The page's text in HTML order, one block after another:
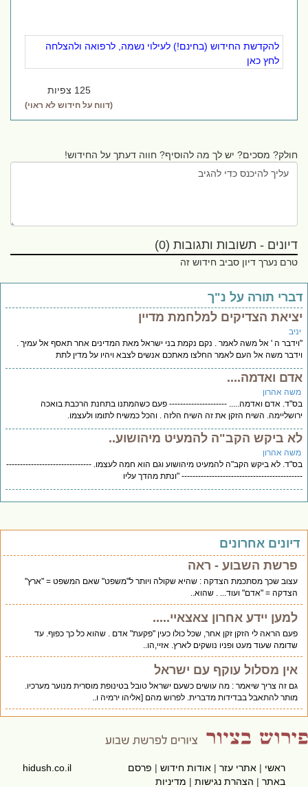
להקדשת החידוש (בחינם!) לעילוי נשמה, לרפואה ולהצלחה
לחץ כאן
125 צפיות
(דווח על חידוש לא ראוי)
חולק? מסכים? יש לך מה להוסיף? חווה דעתך על החידוש!
דיונים - תשובות ותגובות (0)
טרם נערך דיון סביב חידוש זה
תורה על נ"ך
הצדיקים למלחמת מדיין
ה ' אל משה לאמר . נקם נקמת בני ישראל מאת המדינים אחר תאסף אל עמיך .
משה אל העם לאמר החלצו מאתכם אנשים לצבא ויהיו על מדין לתת
ואדמה....
אהרון
אדם ואדמה..... --------------------- פעם כשהמתנו בתחנת הרכבת בואכה
השיח הזקן את זה השיח הלזה . והכל כמשיח לתומו ולעצמו.
ביקש הקב"ה להמעיט מיהושוע..
אהרון
לא ביקש הקב"ה להמעיט מיהושוע וגם הוא חמה לעצמו. -------------------------------
"ונתת מהדך עליו
אחרונים
פרשת השבוע - ראה
עצוב שכך מסתכמת הצדקה : שהיא שקולה ויותר ל"משפט" שאם המשפט = "ארץ"
הצדקה = "אדם" ועוד... . שהוא..
למען יידע אחרון צאצאיי.....
פעם הראה לי הזקן זקן אחר, שכל כולו כעין "פקעת" אדם . שהוא כל כך כפוף. עד
שדומה שעוד מעט ופניו נושקים לארץ. אזיי,הו..
אין מסלול עוקף עם ישראל
גם זה צריך שיאמר : מה עושים כשעם ישראל טובל בטינופת מוסרית מנוער מערכיו.
מותר להתאבל בבדידות מדברית. לפרוש מהם [אליהו ירמיה ו..
ראשי|אתרי עזר|אודות חידוש|פרסם
באתר|הצהרת נגישות|מדיניות
hidush.co.il